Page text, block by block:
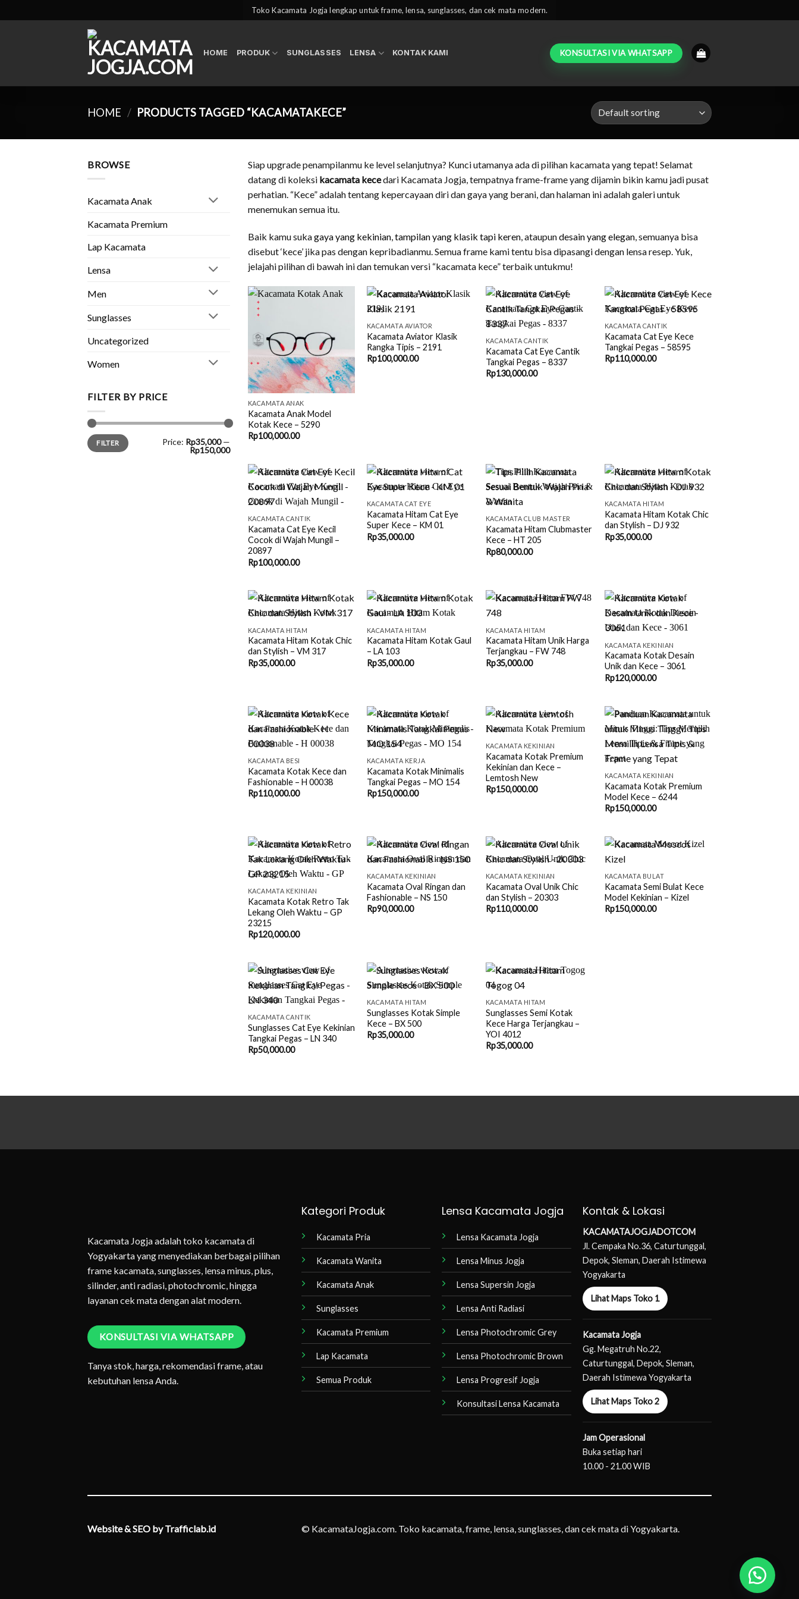
to
Toko Kacamata Jogja lengkap untuk frame, lensa, sunglasses, dan cek mata modern.
HOME PRODUK SUNGLASSES LENSA KONTAK KAMI KONSULTASI VIA WHATSAPP
HOME / PRODUCTS TAGGED “KACAMATAKECE”
BROWSE
Kacamata Anak
Kacamata Premium
Lap Kacamata
Lensa
Men
Sunglasses
Uncategorized
Women
FILTER BY PRICE
Min
price
Max
priceFILTER Price: Rp35,000—
Rp150,000
Siap upgrade penampilanmu ke level selanjutnya? Kunci utamanya ada di pilihan kacamata yang tepat! Selamat
datang di koleksi kacamata kecedari Kacamata Jogja, tempatnya frame-frame yang dijamin bikin kamu jadi pusat
perhatian. “Kece” adalah tentang kepercayaan diri dan gaya yang berani, dan halaman ini adalah galeri untuk
menemukan semua itu.
Baik kamu sukagaya yang kekinian tampilan yang klasik tapi keren , ataupundesain yang elegan , semuanya bisa
disebut ‘kece’ jika pas dengan kepribadianmu. Semua frame kami tentu bisa dipasangi dengan lensa resep. Yuk,
jelajahi pilihan di bawah ini dan temukan versi “kacamata kece” terbaik untukmu!
KACAMATA ANAK
Kacamata Anak Model
Kotak Kece – 5290
Rp100,000.00
+
KACAMATA AVIATOR
Kacamata Aviator Klasik
Rangka Tipis – 2191
Rp100,000.00
KACAMATA CANTIK
Kacamata Cat Eye Cantik
Tangkai Pegas – 8337
Rp130,000.00
KACAMATA CANTIK
Kacamata Cat Eye Kece
Tangkai Pegas – 58595
Rp110,000.00
+
KACAMATA CANTIK
Kacamata Cat Eye Kecil
Cocok di Wajah Mungil –
20897
Rp100,000.00
+
KACAMATA CAT EYE
Kacamata Hitam Cat Eye
Super Kece – KM 01
Rp35,000.00
+
KACAMATA CLUB MASTER
Kacamata Hitam Clubmaster
Kece – HT 205
Rp80,000.00
KACAMATA HITAM
Kacamata Hitam Kotak Chic
dan Stylish – DJ 932
Rp35,000.00
KACAMATA HITAM
Kacamata Hitam Kotak Chic
dan Stylish – VM 317
Rp35,000.00
+
KACAMATA HITAM
Kacamata Hitam Kotak Gaul
– LA 103
Rp35,000.00
+
KACAMATA HITAM
Kacamata Hitam Unik Harga
Terjangkau – FW 748
Rp35,000.00
+
KACAMATA KEKINIAN
Kacamata Kotak Desain
Unik dan Kece – 3061
Rp120,000.00
+
KACAMATA BESI
Kacamata Kotak Kece dan
Fashionable – H 00038
Rp110,000.00
KACAMATA KERJA
Kacamata Kotak Minimalis
Tangkai Pegas – MO 154
Rp150,000.00
KACAMATA KEKINIAN
Kacamata Kotak Premium
Kekinian dan Kece –
Lemtosh New
Rp150,000.00
KACAMATA KEKINIAN
Kacamata Kotak Premium
Model Kece – 6244
Rp150,000.00
+
KACAMATA KEKINIAN
Kacamata Kotak Retro Tak
Lekang Oleh Waktu – GP
23215
Rp120,000.00
+
KACAMATA KEKINIAN
Kacamata Oval Ringan dan
Fashionable – NS 150
Rp90,000.00
KACAMATA KEKINIAN
Kacamata Oval Unik Chic
dan Stylish – 20303
Rp110,000.00
KACAMATA BULAT
Kacamata Semi Bulat Kece
Model Kekinian – Kizel
Rp150,000.00
+
KACAMATA CANTIK
Sunglasses Cat Eye Kekinian
Tangkai Pegas – LN 340
Rp50,000.00
KACAMATA HITAM
Sunglasses Kotak Simple
Kece – BX 500
Rp35,000.00
KACAMATA HITAM
Sunglasses Semi Kotak
Kece Harga Terjangkau –
YOI 4012
Rp35,000.00
Kacamata Jogja adalah toko kacamata di
Yogyakarta yang menyediakan berbagai pilihan
frame kacamata, sunglasses, lensa minus, plus,
silinder, anti radiasi, photochromic, hingga
layanan cek mata dengan alat modern.
KONSULTASI VIA WHATSAPP
Tanya stok, harga, rekomendasi frame, atau
kebutuhan lensa Anda.
Kategori Produk
Kacamata Pria
Kacamata Wanita
Kacamata Anak
Sunglasses
Kacamata Premium
Lap Kacamata
Semua Produk
Lensa Kacamata Jogja
Lensa Kacamata Jogja
Lensa Minus Jogja
Lensa Supersin Jogja
Lensa Anti Radiasi
Lensa Photochromic Grey
Lensa Photochromic Brown
Lensa Progresif Jogja
Konsultasi Lensa Kacamata
Kontak & Lokasi
KACAMATAJOGJADOTCOM
Jl. Cempaka No.36, Caturtunggal,
Depok, Sleman, Daerah Istimewa
Yogyakarta
Lihat Maps Toko 1
Kacamata Jogja
Gg. Megatruh No.22,
Caturtunggal, Depok, Sleman,
Daerah Istimewa Yogyakarta
Lihat Maps Toko 2
Jam Operasional
Buka setiap hari
10.00 - 21.00 WIB
Website & SEO by Trafficlab.id © KacamataJogja.com. Toko kacamata, frame, lensa, sunglasses, dan cek mata di Yogyakarta.